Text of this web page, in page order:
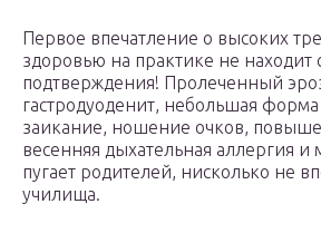
Первое впечатление о высоких
здоровью на практике не находит
подтверждения! Пролеченный
гастродуоденит, небольшая форма
заикание, ношение очков,
весенняя дыхательная аллергия и
пугает родителей, нисколько не
училища.